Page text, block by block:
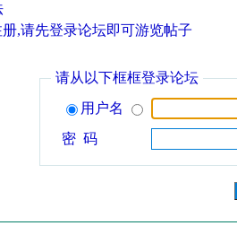
,请先登录论坛即可游览帖子
请从以下框框登录论坛
用户名
密 码